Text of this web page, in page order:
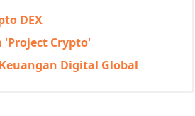
DEX
'Project Crypto'
Digital Global